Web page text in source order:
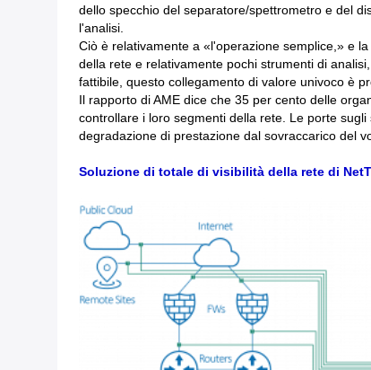
dello specchio del separatore/spettrometro e del
l'analisi.
Ciò è relativamente a «l'operazione semplice,» e
della rete e relativamente pochi strumenti di
fattibile, questo collegamento di valore univoco è
Il rapporto di AME dice che 35 per cento delle
controllare i loro segmenti della rete. Le porte
degradazione di prestazione dal sovraccarico del
Soluzione di totale di visibilità della rete di